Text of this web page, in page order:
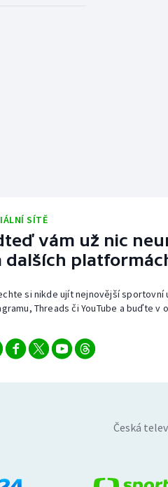
SÍTĚ
vám už nic
dalších
si nikde ujít nejnovější sportovní
Threads či YouTube a buďte v
Česká